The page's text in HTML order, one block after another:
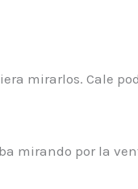
mirarlos. Cale
mirando por la